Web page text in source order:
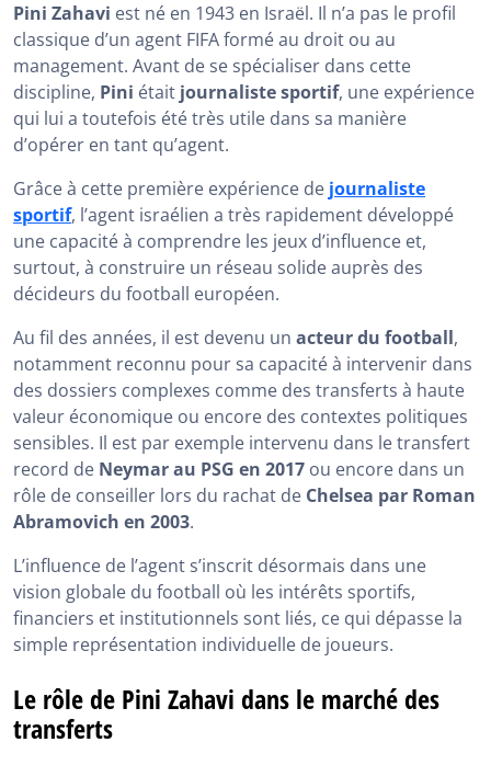
Pini Zahavi est né en 1943 en Israël. Il n’a pas le profil
classique d’un agent FIFA formé au droit ou au
management. Avant de se spécialiser dans cette
discipline, Pini était journaliste sportif, une expérience
qui lui a toutefois été très utile dans sa manière
d’opérer en tant qu’agent.
Grâce à cette première expérience de journaliste
sportif, l’agent israélien a très rapidement développé
une capacité à comprendre les jeux d’influence et,
surtout, à construire un réseau solide auprès des
décideurs du football européen.
Au fil des années, il est devenu un acteur du football,
notamment reconnu pour sa capacité à intervenir dans
des dossiers complexes comme des transferts à haute
valeur économique ou encore des contextes politiques
sensibles. Il est par exemple intervenu dans le transfert
record de Neymar au PSG en 2017 ou encore dans un
rôle de conseiller lors du rachat de Chelsea par Roman
Abramovich en 2003.
L’influence de l’agent s’inscrit désormais dans une
vision globale du football où les intérêts sportifs,
financiers et institutionnels sont liés, ce qui dépasse la
simple représentation individuelle de joueurs.
Le rôle de Pini Zahavi dans le marché des
transferts